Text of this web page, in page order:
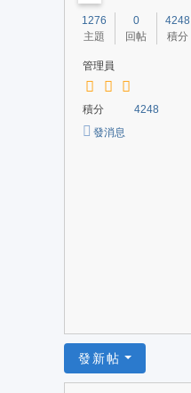
m
@
1276
主題
0
回帖
4248
積分
管理員
積分
4248
發消息
發新帖